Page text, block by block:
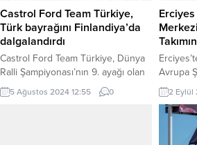
28 Eylül Pazar günü 10.30’da Orta
Doğu...
önemli
Yapılan
toplam 7
hak
Castrol Ford Team Türkiye,
Türk bayrağını Finlandiya’da
dalgalandırdı
Castrol Ford Team Türkiye, Dünya
Ralli Şampiyonası’nın 9. ayağı olan
Finlandiya Rallisi’nde yetenekli
pilotu Ali Türkkan ve co-pilotu
5 Ağustos 2024 12:55 0
Avrupa
Milli
Hasan
2 Eylül